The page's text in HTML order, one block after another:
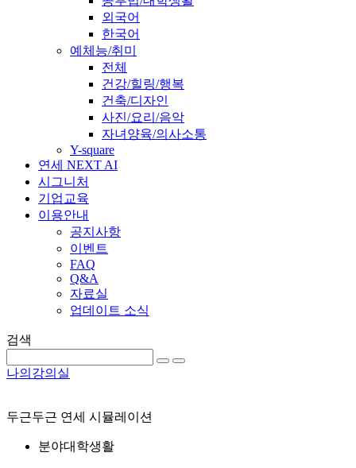
외국어
한국어
예체능/취미
전체
건강/힐링/행복
건축/디자인
사진/요리/음악
자녀양육/의사소통
Y-square
연세 NEXT AI
시그니처
기업교육
이용안내
공지사항
이벤트
FAQ
Q&A
자료실
업데이트 소식
검색
나의강의실
두근두근 연세 시뮬레이션
분야대학생활